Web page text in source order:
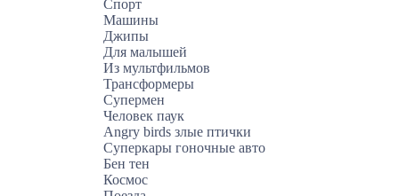
Спорт
Машины
Джипы
Для малышей
Из мультфильмов
Трансформеры
Супермен
Человек паук
Angry birds злые птички
Суперкары гоночные авто
Бен тен
Космос